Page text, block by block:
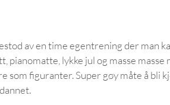
av en time egentrening der man
pianomatte, lykke jul og masse
som figuranter. Super gøy måte å bli